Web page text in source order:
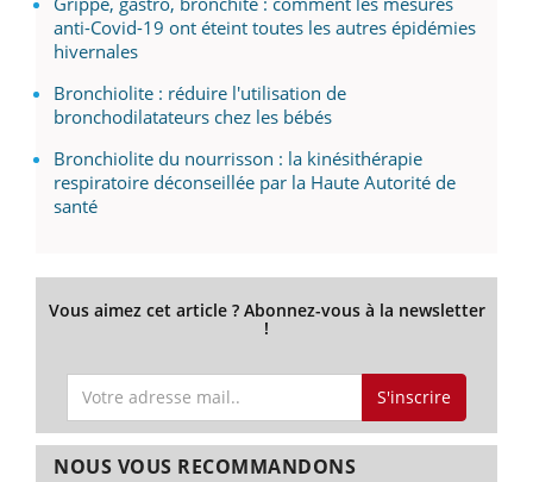
anti-Covid-19 ont éteint toutes les autres épidémies
hivernales
Bronchiolite : réduire l'utilisation de
bronchodilatateurs chez les bébés
Bronchiolite du nourrisson : la kinésithérapie
respiratoire déconseillée par la Haute Autorité de
santé
Vous aimez cet article ? Abonnez-vous à la newsletter
!
S'inscrire
NOUS VOUS RECOMMANDONS